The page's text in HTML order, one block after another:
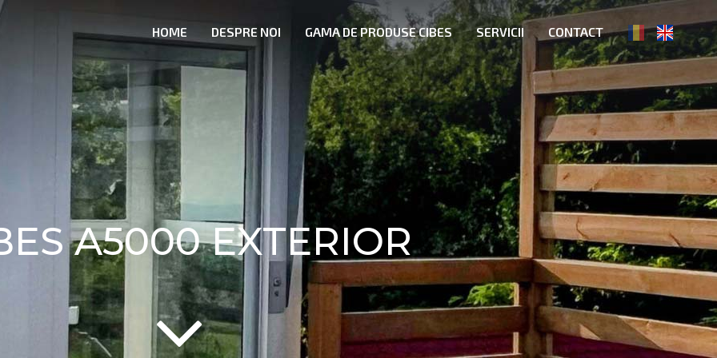
HOME DESPRE NOI GAMA DE PRODUSE CIBES SERVICII CONTACT
A5000 EXTERIOR